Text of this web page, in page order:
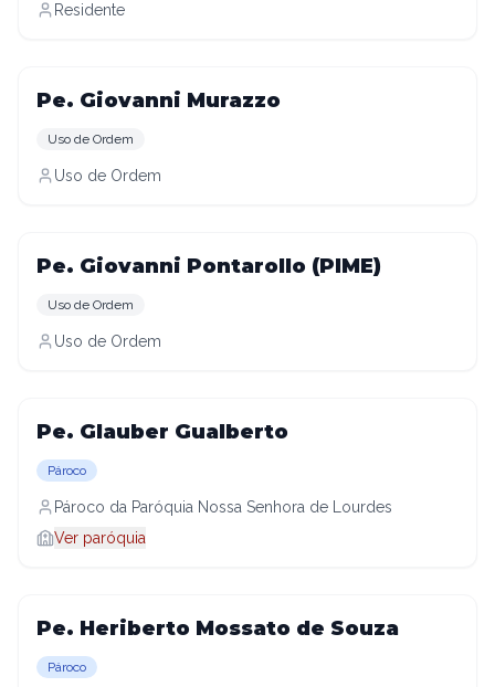
Residente
Pe. Giovanni Murazzo
Uso de Ordem
Uso de Ordem
Pe. Giovanni Pontarollo (PIME)
Uso de Ordem
Uso de Ordem
Pe. Glauber Gualberto
Pároco
Pároco da Paróquia Nossa Senhora de Lourdes
Ver paróquia
Pe. Heriberto Mossato de Souza
Pároco